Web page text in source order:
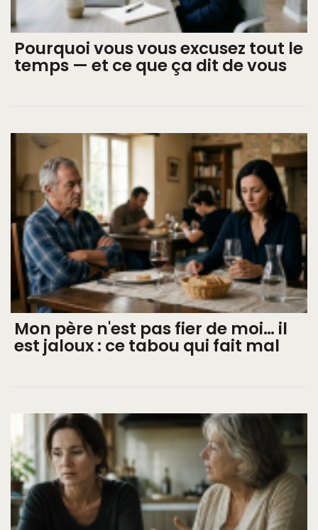
Pourquoi vous vous excusez tout le
temps — et ce que ça dit de vous
Mon père n'est pas fier de moi… il
est jaloux : ce tabou qui fait mal